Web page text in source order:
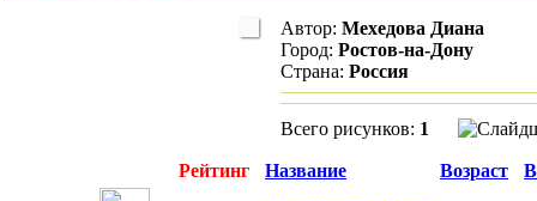
Автор: Мехедова Диана
Город: Ростов-на-Дону
Страна: Россия
Всего рисунков: 1
Рейтинг Название Возраст